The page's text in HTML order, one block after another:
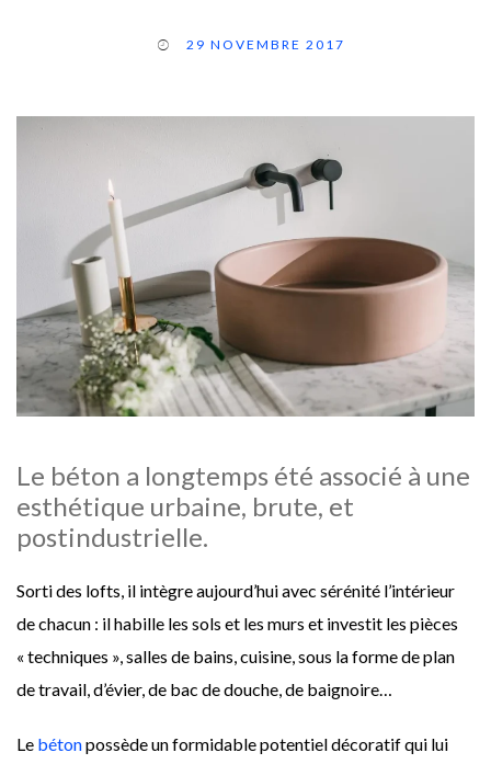
29 NOVEMBRE 2017
Le béton a longtemps été associé à une
esthétique urbaine, brute, et
postindustrielle.
Sorti des lofts, il intègre aujourd’hui avec sérénité l’intérieur
de chacun : il habille les sols et les murs et investit les pièces
« techniques », salles de bains, cuisine, sous la forme de plan
de travail, d’évier, de bac de douche, de baignoire…
Le bétonpossède un formidable potentiel décoratif qui lui